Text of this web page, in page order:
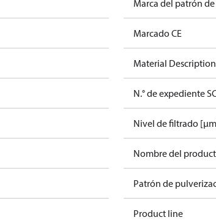
Marca del patrón
Marcado CE
Material Description
N.° de expediente
Nivel de filtrado
Nombre del
Patrón de
Product line